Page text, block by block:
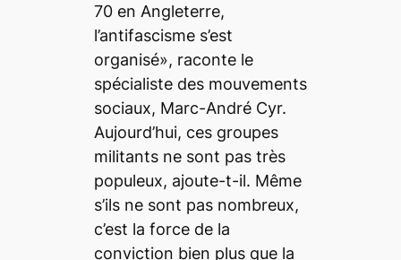
70 en Angleterre,
l’antifascisme s’est
organisé», raconte le
spécialiste des mouvements
sociaux, Marc-André Cyr.
Aujourd’hui, ces groupes
militants ne sont pas très
populeux, ajoute-t-il. Même
s’ils ne sont pas nombreux,
c’est la force de la
conviction bien plus que la